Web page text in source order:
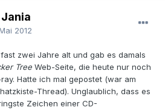
2012
zwei Jahre alt und gab es damals
Tree Web-Seite, die heute nur noch
Hatte ich mal gepostet (war am
Thread). Unglaublich, dass es
Zeichen einer CD-